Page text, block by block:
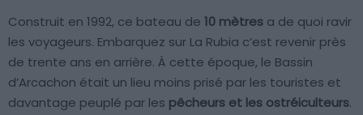
Construit en 1992, ce bateau de 10 mètres a de quoi ravir
les voyageurs. Embarquez sur La Rubia c’est revenir près
de trente ans en arrière. À cette époque, le Bassin
d’Arcachon était un lieu moins prisé par les touristes et
davantage peuplé par les pêcheurs et les ostréiculteurs.